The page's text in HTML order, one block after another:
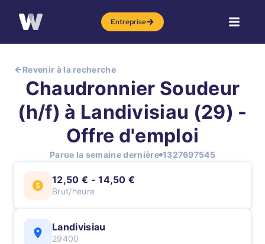
Entreprise
Revenir à la recherche
Chaudronnier Soudeur
(h/f) à Landivisiau (29) -
Offre d'emploi
Parue la semaine dernière 1327697545
12,50 € - 14,50 €
Brut/heure
Landivisiau
29400